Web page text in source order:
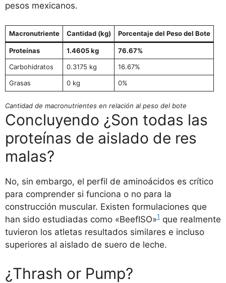
pesos mexicanos.
Macronutriente Cantidad (kg) Porcentaje del Peso del Bote
Proteínas 1.4605 kg
76.67%
Carbohidratos
0.3175 kg
16.67%
Grasas
0 kg 0%
Cantidad de macronutrientes en relación al peso del bote
Concluyendo ¿Son todas las
proteínas de aislado de res
malas?
No, sin embargo, el perfil de aminoácidos es crítico
para comprender si funciona o no para la
construcción muscular. Existen formulaciones que
han sido estudiadas como «BeefISO»1 que realmente
tuvieron los atletas resultados similares e incluso
superiores al aislado de suero de leche.
¿Thrash or Pump?